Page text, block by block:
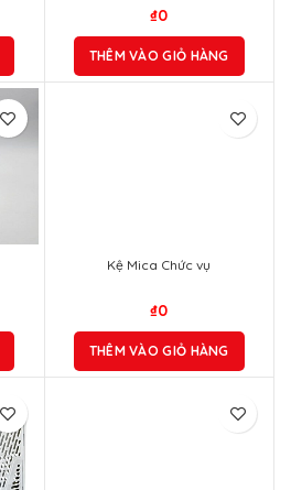
₫0
THÊM VÀO GIỎ HÀNG